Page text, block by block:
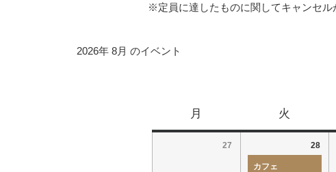
※定員に達したものに関してキャンセ
2026年 8月 のイベント
月 火
27 28
カフェ